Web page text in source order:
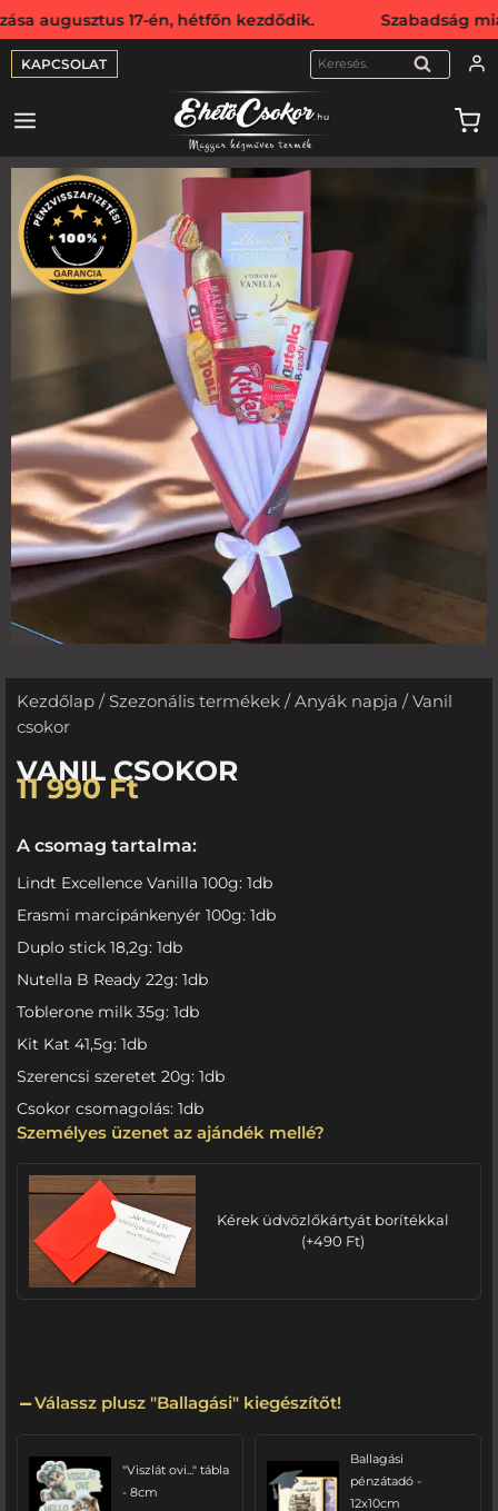
én, hétfőn kezdődik. Szabadság miatt
KAPCSOLAT KERESÉS
Kezdőlap / Szezonális termékek /Anyák napja / Vanil
csokor
VANIL CSOKOR
11 990Ft
A csomag tartalma:
Lindt Excellence Vanilla 100g: 1db
Erasmi marcipánkenyér 100g: 1db
Duplo stick 18,2g: 1db
Nutella B Ready 22g: 1db
Toblerone milk 35g: 1db
Kit Kat 41,5g: 1db
Szerencsi szeretet 20g: 1db
Csokor csomagolás: 1db
Személyes üzenet az ajándék mellé?
Kérek üdvözlőkártyát borítékkal
(+490 Ft)
Válassz plusz "Ballagási" kiegészítőt!
"Viszlát ovi..." tábla
- 8cm
Ballagási
pénzátadó -
12x10cm